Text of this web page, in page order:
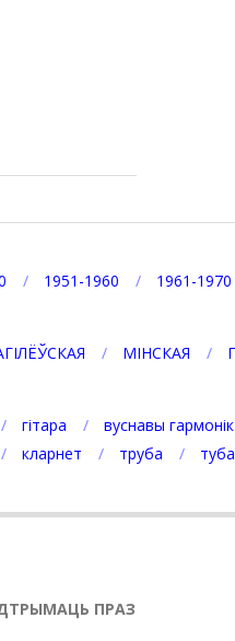
1951-1960 1961-1970
МІНСКАЯ
гітара вуснавы гармонік
кларнет труба туба
ПРАЗ